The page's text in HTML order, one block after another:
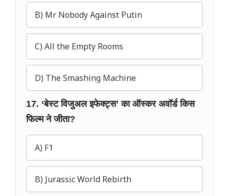
B) Mr Nobody Against Putin
C) All the Empty Rooms
D) The Smashing Machine
17. ‘बेस्ट विजुअल इफेक्ट्स’ का ऑस्कर अवॉर्ड किस
फिल्म ने जीता?
A) F1
B) Jurassic World Rebirth